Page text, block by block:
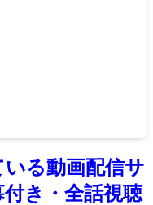
る動画配信サ
き・全話視聴